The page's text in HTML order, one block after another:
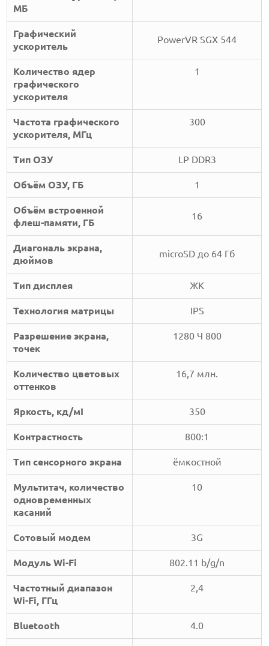
МБ
Графический
ускоритель
PowerVR SGX 544
Количество ядер
графического
ускорителя
1
Частота графического
ускорителя, МГц
300
Тип ОЗУ LP DDR3
Объём ОЗУ, ГБ 1
Объём встроенной
флеш-памяти, ГБ
16
Диагональ экрана,
дюймов
microSD до 64 Гб
Тип дисплея ЖК
Технология матрицы IPS
Разрешение экрана,
точек
1280 Ч 800
Количество цветовых
оттенков
16,7 млн.
Яркость, кд/мІ 350
Контрастность 800:1
Тип сенсорного экрана ёмкостной
Мультитач, количество
одновременных
касаний
10
Сотовый модем 3G
Модуль Wi-Fi 802.11 b/g/n
Частотный диапазон
Wi-Fi, ГГц
2,4
Bluetooth 4.0